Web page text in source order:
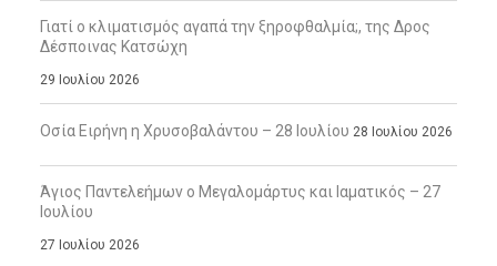
Γιατί ο κλιματισμός αγαπά την ξηροφθαλμία;, της Δρος
Δέσποινας Κατσώχη
29 Ιουλίου 2026
Οσία Ειρήνη η Χρυσοβαλάντου – 28 Ιουλίου 28 Ιουλίου 2026
Άγιος Παντελεήμων ο Μεγαλομάρτυς και Ιαματικός – 27
Ιουλίου
27 Ιουλίου 2026